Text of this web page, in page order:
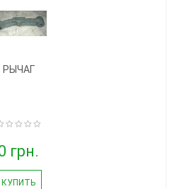
РЫЧАГ
грн.
КУПИТЬ